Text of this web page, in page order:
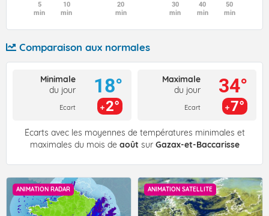
5
min
10
min
20
min
30
min
40
min
50
min
Comparaison aux normales
Minimale
du jour
Ecart
18°
2°
Maximale
du jour
Ecart
34°
7°
Écarts avec les moyennes de températures minimales et
maximales du mois de août sur Gazax-et-Baccarisse
ANIMATION RADAR ANIMATION SATELLITE